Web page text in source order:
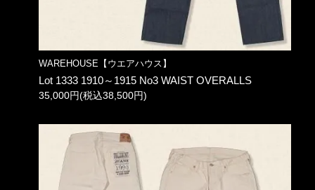
WAREHOUSE【ウエアハウス】
Lot 1333 1910～1915 No3 WAIST OVERALLS
35,000円(税込38,500円)